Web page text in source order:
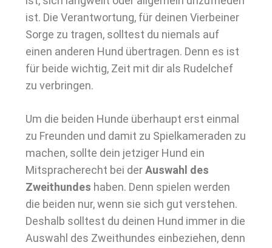
ist. Die Verantwortung, für deinen Vierbeiner
Sorge zu tragen, solltest du niemals auf
einen anderen Hund übertragen. Denn es ist
für beide wichtig, Zeit mit dir als Rudelchef
zu verbringen.
Um die beiden Hunde überhaupt erst einmal
zu Freunden und damit zu Spielkameraden zu
machen, sollte dein jetziger Hund ein
Mitspracherecht bei derAuswahl des
Zweithundes haben. Denn spielen werden
die beiden nur, wenn sie sich gut verstehen.
Deshalb solltest du deinen Hund immer in die
Auswahl des Zweithundes einbeziehen, denn